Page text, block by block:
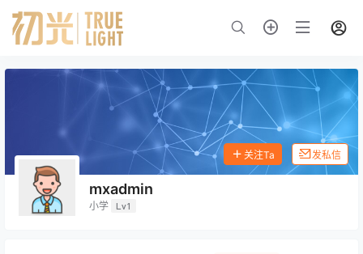
mxadmin
小学 Lv1
关注Ta 发私信